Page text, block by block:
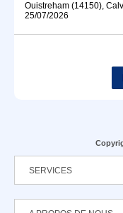
Ouistreham (14150),
25/07/2026
SERVICES